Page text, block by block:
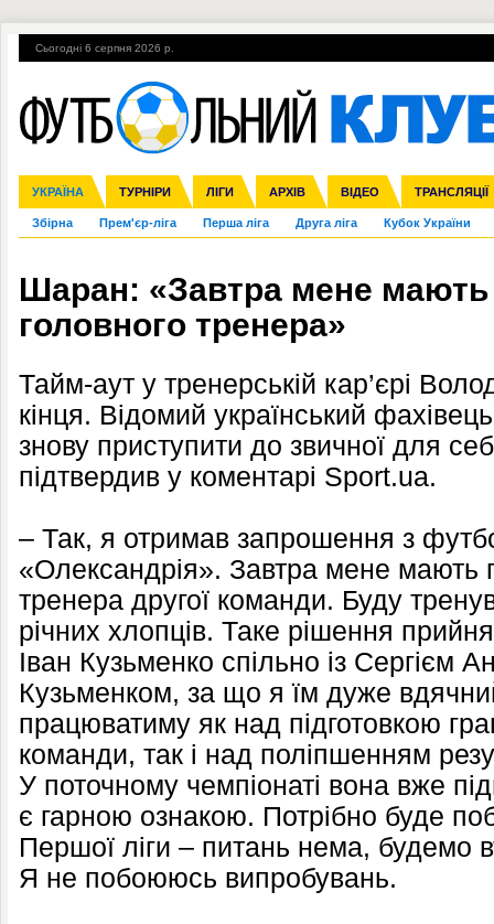
Сьогодні 6 серпня 2026 р.
УКРАЇНА ТУРНІРИ ЛІГИ АРХІВ ВІДЕО ТРАНСЛЯЦІЇ
Збірна Прем'єр-ліга Перша ліга Друга ліга Кубок України
Ліга чемпіонів Ліга Європи Міжнародні Ліга націй Ліга
Англія Іспанія Італія Німеччина Франція Інші
ЧС-2014 ЄВРО-2016 Росія Кубок конфедерацій ЧЄ-2015 (U-
Гарячі теми УПЛ, 1-й тур ВІЙНА УПЛ-ПЕРЕХОДИ
Шаран: «Завтра мене мають
головного тренера»
Тайм-аут у тренерській кар’єрі
кінця. Відомий український
знову приступити до звичної для
підтвердив у коментарі Sport.ua.
– Так, я отримав запрошення з
«Олександрія». Завтра мене мають
тренера другої команди. Буду
річних хлопців. Таке рішення
Іван Кузьменко спільно із Сергієм
Кузьменком, за що я їм дуже
працюватиму як над підготовкою
команди, так і над поліпшенням
У поточному чемпіонаті вона вже
є гарною ознакою. Потрібно буде
Першої ліги – питань нема, будемо
Я не побоююсь випробувань.